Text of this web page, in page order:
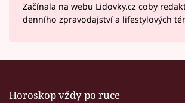
Začínala na webu Lidovky.cz coby
denního zpravodajství a lifestylových
Horoskop vždy po ruce